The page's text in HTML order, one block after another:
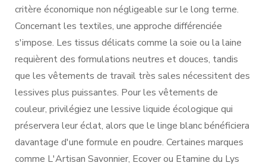
critère économique non négligeable sur le long terme.
Concernant les textiles, une approche différenciée
s'impose. Les tissus délicats comme la soie ou la laine
requièrent des formulations neutres et douces, tandis
que les vêtements de travail très sales nécessitent des
lessives plus puissantes. Pour les vêtements de
couleur, privilégiez une lessive liquide écologique qui
préservera leur éclat, alors que le linge blanc bénéficiera
davantage d'une formule en poudre. Certaines marques
comme L'Artisan Savonnier, Ecover ou Etamine du Lys